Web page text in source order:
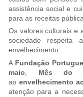
assistência social e
para as receitas
Os valores culturais e
sociedade respeita
envelhecimento.
A Fundação
maio, Mês do
ao envelhecimento
atenção para a